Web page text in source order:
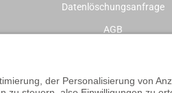
Datenlöschungsanfrage
AGB